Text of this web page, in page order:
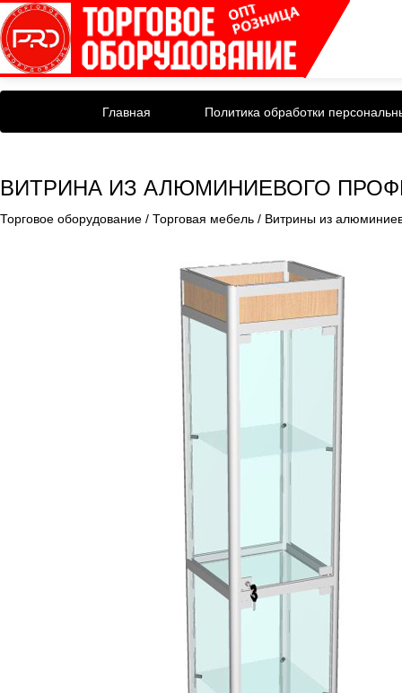
Главная Политика обработки
ВИТРИНА ИЗ АЛЮМИНИЕВОГО
Торговое оборудование / Торговая мебель / Витрины из